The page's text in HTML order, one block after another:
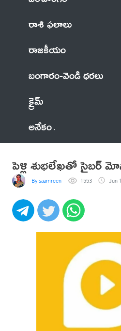
రాశి ఫలాలు
రాజకీయం
బంగారం-వెండి ధరలు
క్రైమ్
అనేకం
పెళ్లి శుభలేఖతో సైబర్
By saamreen 1553 Jun